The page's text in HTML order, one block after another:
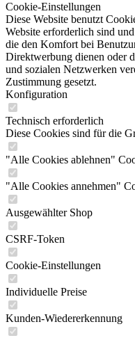
Cookie-Einstellungen
Diese Website benutzt
Website erforderlich sind
die den Komfort bei
Direktwerbung dienen oder
und sozialen Netzwerken
Zustimmung gesetzt.
Konfiguration
Technisch erforderlich
Diese Cookies sind für die
"Alle Cookies ablehnen"
"Alle Cookies annehmen"
Ausgewählter Shop
CSRF-Token
Cookie-Einstellungen
Individuelle Preise
Kunden-Wiedererkennung